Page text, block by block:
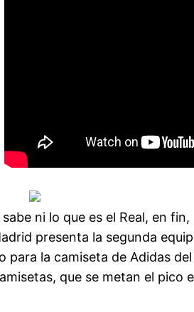
ni lo que es el Real, en
presenta la segunda
la camiseta de Adidas
que se metan el pico